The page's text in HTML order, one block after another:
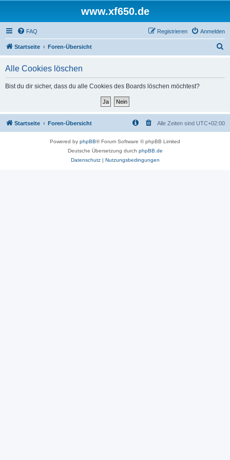
www.xf650.de
FAQ Anmelden
Registrieren
Startseite Foren-Übersicht
Alle Cookies löschen
Bist du dir sicher, dass du alle Cookies des Boards löschen möchtest?
Startseite Foren-Übersicht Alle Zeiten sind UTC+02:00
Powered by phpBB® Forum Software © phpBB Limited
Deutsche Übersetzung durch phpBB.de
Datenschutz| Nutzungsbedingungen